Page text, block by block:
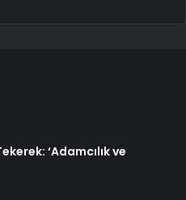
‘Adamcılık ve